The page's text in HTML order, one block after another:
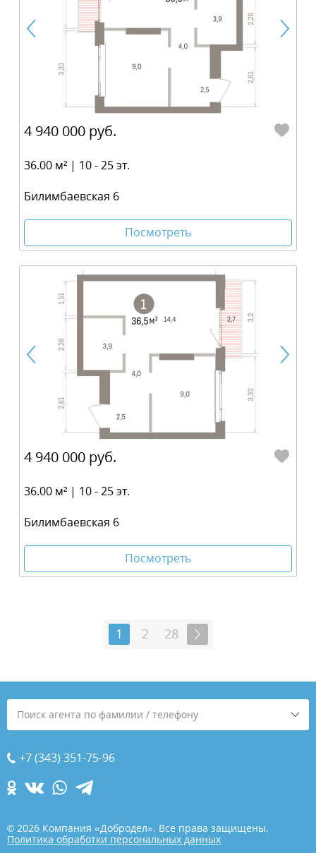
4 940 000 руб.
36.00 м² | 10 - 25 эт.
Билимбаевская 6
Посмотреть
4 940 000 руб.
36.00 м² | 10 - 25 эт.
Билимбаевская 6
Посмотреть
1 2 28
+7 (343) 351-75-96
Поиск агента по фамилии / телефону
© 2026 Компания «Добродел». Все права защищены.
Политика обработки персональных данных